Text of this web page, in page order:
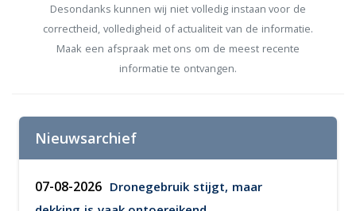
Desondanks kunnen wij niet volledig instaan voor de
correctheid, volledigheid of actualiteit van de informatie.
Maak een afspraak met ons om de meest recente
informatie te ontvangen.
Nieuwsarchief
07-08-2026 Dronegebruik stijgt, maar